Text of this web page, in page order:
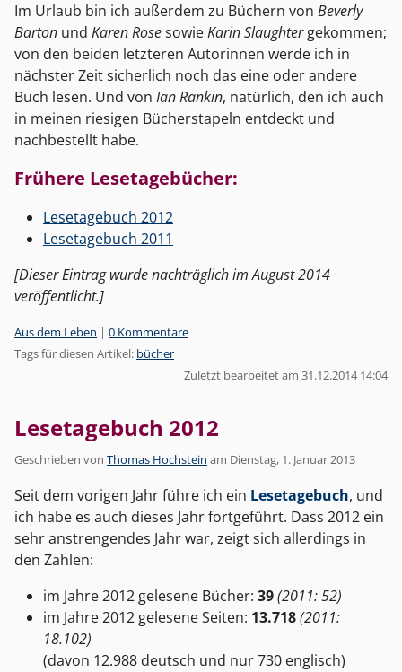
Im Urlaub bin ich außerdem zu Büchern von Beverly
Barton und Karen RosesowieKarin Slaughtergekommen;
von den beiden letzteren Autorinnen werde ich in
nächster Zeit sicherlich noch das eine oder andere
Buch lesen. Und von Ian Rankin, natürlich, den ich auch
in meinen riesigen Bücherstapeln entdeckt und
nachbestellt habe.
Frühere Lesetagebücher:
Lesetagebuch 2012
Lesetagebuch 2011
[Dieser Eintrag wurde nachträglich im August 2014
veröffentlicht.]
Kategorien:
Aus dem Leben | 0 Kommentare
Tags für diesen Artikel: bücher
Zuletzt bearbeitet am 31.12.2014 14:04
Lesetagebuch 2012
Geschrieben von Thomas Hochstein am Dienstag, 1. Januar 2013
Seit dem vorigen Jahr führe ich ein Lesetagebuch, und
ich habe es auch dieses Jahr fortgeführt. Dass 2012 ein
sehr anstrengendes Jahr war, zeigt sich allerdings in
den Zahlen:
im Jahre 2012 gelesene Bücher: 39(2011: 52)
im Jahre 2012 gelesene Seiten: 13.718(2011:
18.102)
(davon 12.988 deutsch und nur 730 englisch)